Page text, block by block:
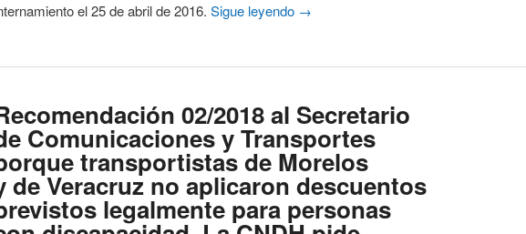
el 25 de abril de 2016. Sigue leyendo →
02/2018 al Secretario
Comunicaciones y Transportes
transportistas de Morelos
de Veracruz no aplicaron descuentos
legalmente para personas